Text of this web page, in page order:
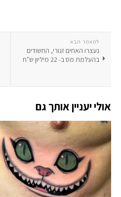
למאמר הבא
נעצרו האחים זגורי, החשודים
בהעלמת מס ב- 22 מיליון ש"ח
אולי יעניין אותך גם